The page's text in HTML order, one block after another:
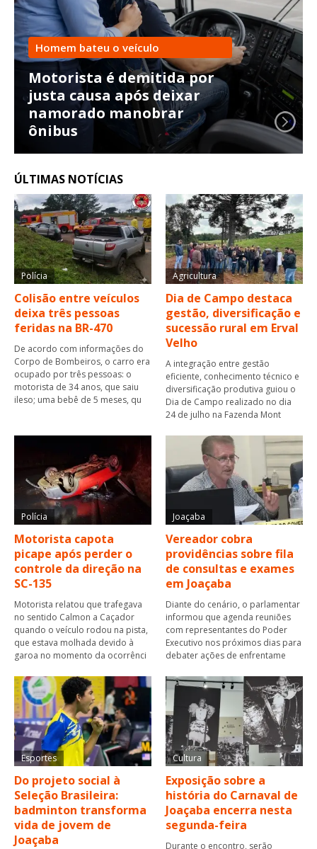
Homem bateu o veículo
Motorista é demitida por
justa causa após deixar
namorado manobrar
ônibus
ÚLTIMAS NOTÍCIAS
Polícia
Colisão entre veículos
deixa três pessoas
feridas na BR-470
De acordo com informações do
Corpo de Bombeiros, o carro era
ocupado por três pessoas: o
motorista de 34 anos, que saiu
ileso; uma bebê de 5 meses, qu
Agricultura
Dia de Campo destaca
gestão, diversificação e
sucessão rural em Erval
Velho
A integração entre gestão
eficiente, conhecimento técnico e
diversificação produtiva guiou o
Dia de Campo realizado no dia
24 de julho na Fazenda Mont
Polícia
Motorista capota
picape após perder o
controle da direção na
SC-135
Motorista relatou que trafegava
no sentido Calmon a Caçador
quando o veículo rodou na pista,
que estava molhada devido à
garoa no momento da ocorrênci
Joaçaba
Vereador cobra
providências sobre fila
de consultas e exames
em Joaçaba
Diante do cenário, o parlamentar
informou que agenda reuniões
com representantes do Poder
Executivo nos próximos dias para
debater ações de enfrentame
Esportes
Do projeto social à
Seleção Brasileira:
badminton transforma
vida de jovem de
Joaçaba
Cultura
Exposição sobre a
história do Carnaval de
Joaçaba encerra nesta
segunda-feira
Durante o encontro, serão